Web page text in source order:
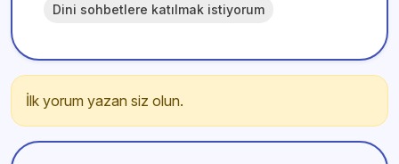
Dini sohbetlere katılmak istiyorum
İlk yorum yazan siz olun.